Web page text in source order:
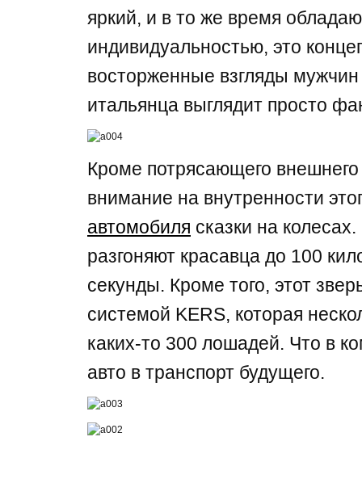
яркий, и в то же время
индивидуальностью, это
восторженные взгляды
итальянца выглядит просто
Кроме потрясающего внешнего
внимание на внутренности
автомобиля сказки на
разгоняют красавца до 100
секунды. Кроме того, этот
системой KERS, которая
каких-то 300 лошадей. Что в
авто в транспорт будущего.